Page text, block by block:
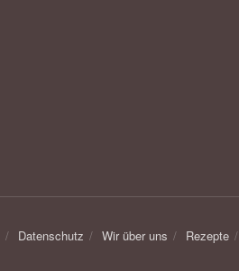
Datenschutz Wir über uns Rezepte